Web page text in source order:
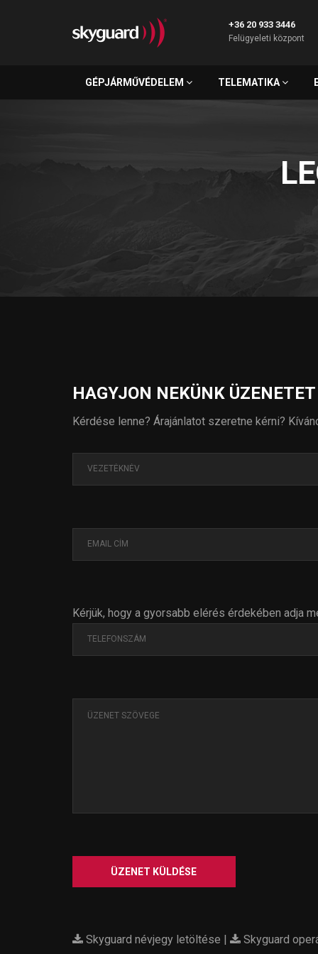
+36 20 933 3446
Felügyeleti központ
GÉPJÁRMŰVÉDELEM TELEMATIKA
HAGYJON NEKÜNK ÜZENETET
Kérdése lenne? Árajánlatot szeretne kérni?
Kérjük, hogy a gyorsabb elérés érdekében adja
ÜZENET KÜLDÉSE
Skyguard névjegy letöltése | Skyguard